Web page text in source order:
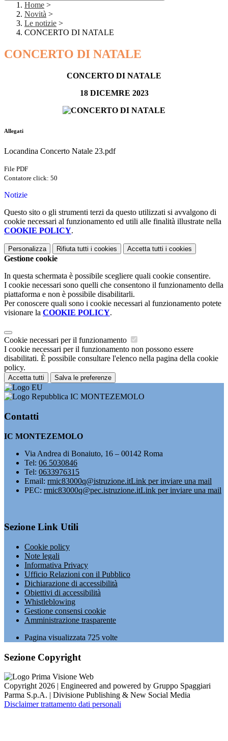
Home >
Novità >
Le notizie >
CONCERTO DI NATALE
CONCERTO DI NATALE
CONCERTO DI NATALE
18 DICEMRE 2023
Allegati
Locandina Concerto Natale 23.pdf
File PDF
Contatore click: 50
Notizie
Questo sito o gli strumenti terzi da questo utilizzati si avvalgono di
cookie necessari al funzionamento ed utili alle finalità illustrate nella
COOKIE POLICY.
Personalizza Rifiuta tutti i cookies Accetta tutti i cookies
Gestione cookie
In questa schermata è possibile scegliere quali cookie consentire.
I cookie necessari sono quelli che consentono il funzionamento della
piattaforma e non è possibile disabilitarli.
Per conoscere quali sono i cookie necessari al funzionamento potete
visionare la COOKIE POLICY.
Cookie necessari per il funzionamento
I cookie necessari per il funzionamento non possono essere
disabilitati. È possibile consultare l'elenco nella pagina della cookie
policy.
Accetta tutti Salva le preferenze
IC MONTEZEMOLO
Contatti
IC MONTEZEMOLO
Via Andrea di Bonaiuto, 16 – 00142 Roma
Tel: 06 5030846
Tel: 0633976315
Email: rmic83000q@istruzione.itLink per inviare una mail
PEC: rmic83000q@pec.istruzione.itLink per inviare una mail
Sezione Link Utili
Cookie policy
Note legali
Informativa Privacy
Ufficio Relazioni con il Pubblico
Dichiarazione di accessibilità
Obiettivi di accessibilità
Whistleblowing
Gestione consensi cookie
Amministrazione trasparente
Pagina visualizzata 725 volte
Sezione Copyright
Copyright 2026 | Engineered and powered by Gruppo Spaggiari
Parma S.p.A. | Divisione Publishing & New Social Media
Disclaimer trattamento dati personali